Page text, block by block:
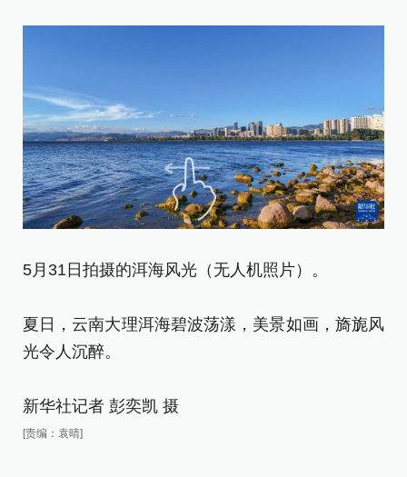
5月31日拍摄的洱海风光（无人机照片）。
夏日，云南大理洱海碧波荡漾，美景如画，旖旎风
光令人沉醉。
新华社记者 彭奕凯 摄
[责编：袁晴]